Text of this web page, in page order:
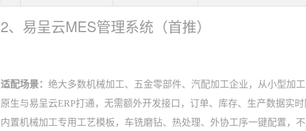
2、易呈云MES管理系统（首推）
适配场景： 绝大多数机械加工、五金零部件、汽配加工企业，从小型加
原生与易呈云ERP打通，无需额外开发接口，订单、库存、生产数据实
内置机械加工专用工艺模板，车铣磨钻、热处理、外协工序一键配置，